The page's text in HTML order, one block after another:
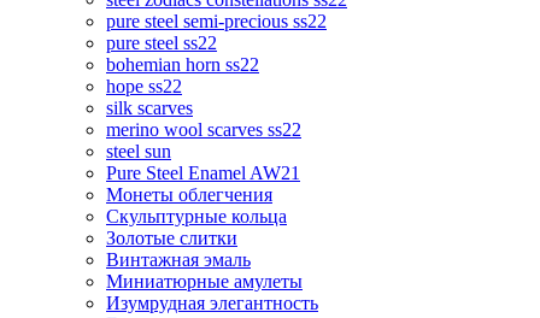
pure steel semi-precious ss22
pure steel ss22
bohemian horn ss22
hope ss22
silk scarves
merino wool scarves ss22
steel sun
Pure Steel Enamel AW21
Монеты облегчения
Скульптурные кольца
Золотые слитки
Винтажная эмаль
Миниатюрные амулеты
Изумрудная элегантность